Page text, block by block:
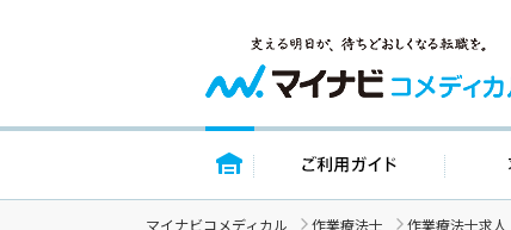
トップページ ご利用ガイド
マイナビコメディカル 作業療法士 作業療法士求人